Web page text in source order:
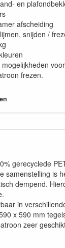
en
afscheiding
snijden /
frezen.
gerecyclede
samenstelling is
dempend.
in
x 590 mm
zeer